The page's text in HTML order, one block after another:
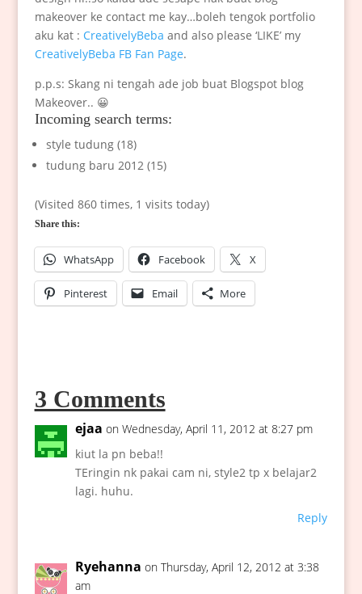
makeover ke contact me kay…boleh tengok portfolio
aku kat : CreativelyBeba and also please ‘LIKE’ my
CreativelyBeba FB Fan Page.
p.p.s: Skang ni tengah ade job buat Blogspot blog
Makeover.. 😀
Incoming search terms:
style tudung (18)
tudung baru 2012 (15)
(Visited 860 times, 1 visits today)
Share this:
WhatsApp Facebook X
Pinterest Email More
3 Comments
ejaa on Wednesday, April 11, 2012 at 8:27 pm
kiut la pn beba!!
TEringin nk pakai cam ni, style2 tp x belajar2
lagi. huhu.
Reply
Ryehanna on Thursday, April 12, 2012 at 3:38
am